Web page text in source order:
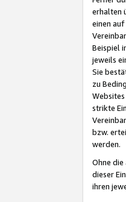
erhalten
einen
Beispiel
jeweils
Sie
zu
strikte
bzw.
werden.
Ohne
dieser
ihren